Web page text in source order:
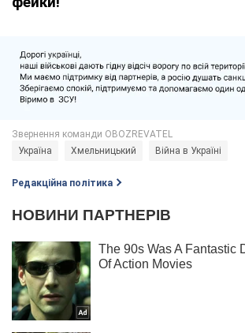
Україна Хмельницький Війна в Україні
Редакційна політика